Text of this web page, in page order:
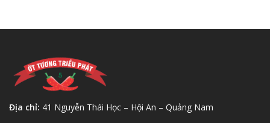
Địa chỉ: 41 Nguyễn Thái Học – Hội An – Quảng Nam